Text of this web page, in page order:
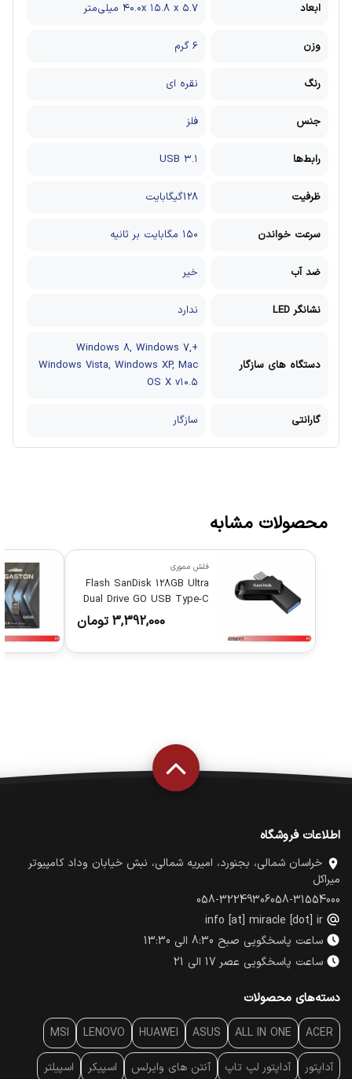
ابعاد ۴۰.۰x ۱۵.۸ x ۵.۷ میلی‌متر
وزن 6 گرم
رنگ نقره ای
جنس فلز
رابط‌ها USB ۳.۱
ظرفیت 128گیگابایت
سرعت خواندن ۱۵۰ مگابایت بر ثانیه
ضد آب خیر
نشانگر LED ندارد
دستگاه های سازگار
+Windows ۸, Windows ۷,
Windows Vista, Windows XP, Mac
OS X v۱۰.۵
گارانتی سازگار
محصولات مشابه
فلش مموری
Flash SanDisk 128GB Ultra
Dual Drive GO USB Type-C
3,392,000 تومان
اطلاعات فروشگاه
خراسان شمالی، بجنورد، امیریه شمالی، نبش خیابان وداد کامپیوتر
میراکل
058-31554000
058-32249306
info [at] miracle [dot] ir
ساعت پاسخگویی صبح 8:30 الی 13:30
ساعت پاسخگویی عصر 17 الی 21
دسته‌های محصولات
ACER
ALL IN ONE
ASUS
HUAWEI
LENOVO
MSI
آداپتور آداپتور لپ تاپ آنتن‌ های وایرلس اسپیکر اسپیلتر